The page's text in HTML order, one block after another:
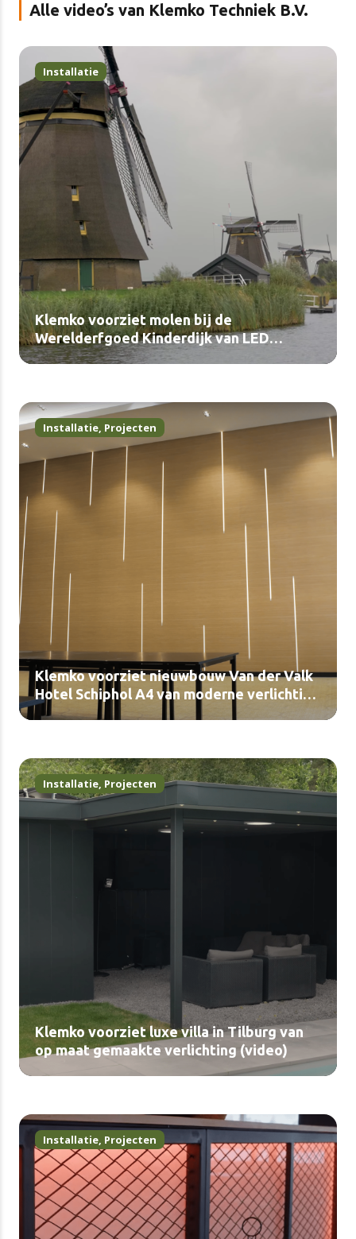
Alle video’s van Klemko Techniek B.V.
Installatie
Klemko voorziet molen bij de
Werelderfgoed Kinderdijk van LED
verlichting (video)
Installatie, Projecten
Klemko voorziet nieuwbouw Van der Valk
Hotel Schiphol A4 van moderne verlichting
(video)
Installatie, Projecten
Klemko voorziet luxe villa in Tilburg van
op maat gemaakte verlichting (video)
Installatie, Projecten